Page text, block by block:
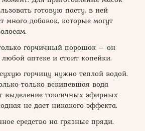
готовую пасту, в ней
много добавок, которые могут
горчичный порошок – он
любой аптеке и стоит копейки.
горчицу нужно теплой водой.
только вскипевшая вода
выделение токсичных эфирных
не дает никакого эффекта.
средство на грязные пряди.